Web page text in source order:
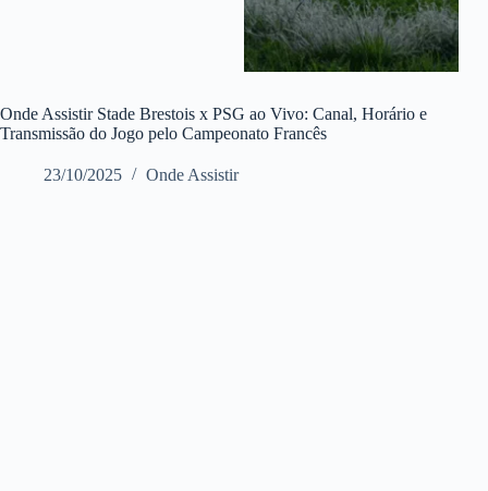
Onde Assistir Stade Brestois x PSG ao Vivo: Canal, Horário e
Transmissão do Jogo pelo Campeonato Francês
23/10/2025 Onde Assistir